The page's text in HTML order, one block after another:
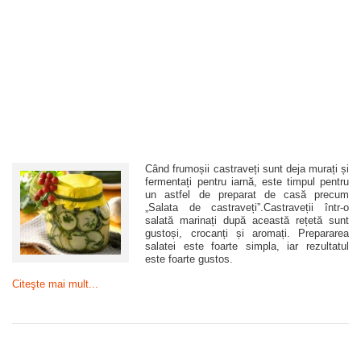
Când frumoșii castraveți sunt deja murați și
fermentați pentru iarnă, este timpul pentru
un astfel de preparat de casă precum
„Salata de castraveți”.Castraveții într-o
salată marinați după această rețetă sunt
gustoși, crocanți și aromați. Prepararea
salatei este foarte simpla, iar rezultatul
este foarte gustos.
Citeşte mai mult...